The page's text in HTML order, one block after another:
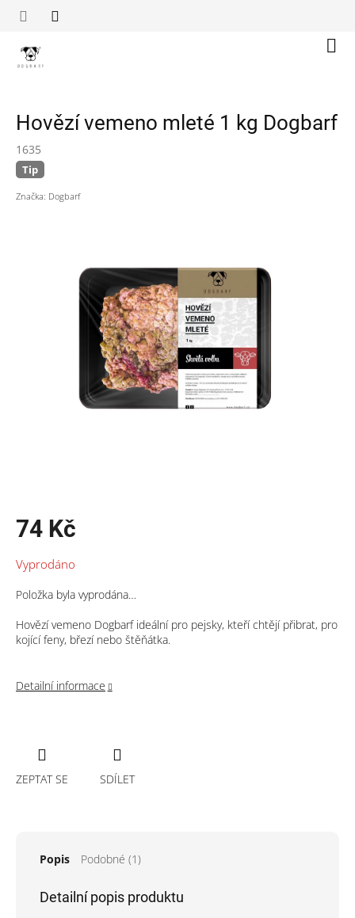
Hovězí vemeno mleté 1 kg Dogbarf
1635
Tip
Značka: Dogbarf
74 Kč
cena:
Vyprodáno
Položka byla vyprodána…
Hovězí vemeno Dogbarf ideální pro pejsky, kteří chtějí přibrat, pro
kojící feny, březí nebo štěňátka.
Detailní informace
ZEPTAT SE SDÍLET
Popis Podobné (1)
Detailní popis produktu